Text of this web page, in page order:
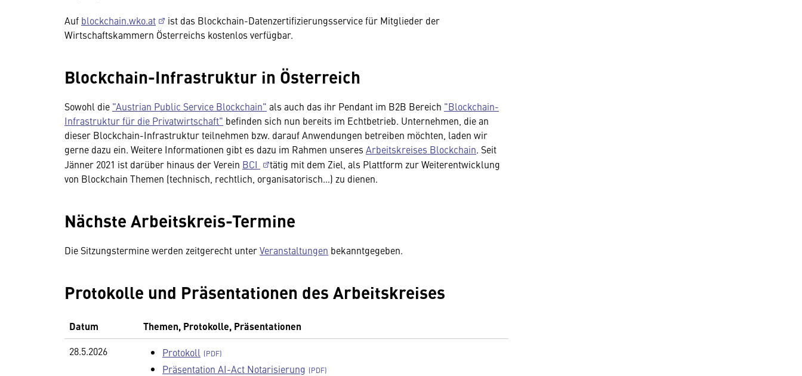
Auf blockchain.wko.at
ist das Blockchain-Datenzertifizierungsservice für Mitglieder der
Wirtschaftskammern Österreichs kostenlos verfügbar.
Blockchain-Infrastruktur in Österreich
Sowohl die "Austrian Public Service Blockchain" als auch das ihr Pendant im B2B Bereich "Blockchain-
Infrastruktur für die Privatwirtschaft" befinden sich nun bereits im Echtbetrieb. Unternehmen, die an
dieser Blockchain-Infrastruktur teilnehmen bzw. darauf Anwendungen betreiben möchten, laden wir
gerne dazu ein. Weitere Informationen gibt es dazu im Rahmen unseres Arbeitskreises Blockchain. Seit
Jänner 2021 ist darüber hinaus der Verein BCI
tätig mit dem Ziel, als Plattform zur Weiterentwicklung
von Blockchain Themen (technisch, rechtlich, organisatorisch…) zu dienen.
Nächste Arbeitskreis-Termine
Die Sitzungstermine werden zeitgerecht unterVeranstaltungen bekanntgegeben.
Protokolle und Präsentationen des Arbeitskreises
Datum Themen, Protokolle, Präsentationen
28.5.2026
Protokoll
Präsentation AI-Act Notarisierung